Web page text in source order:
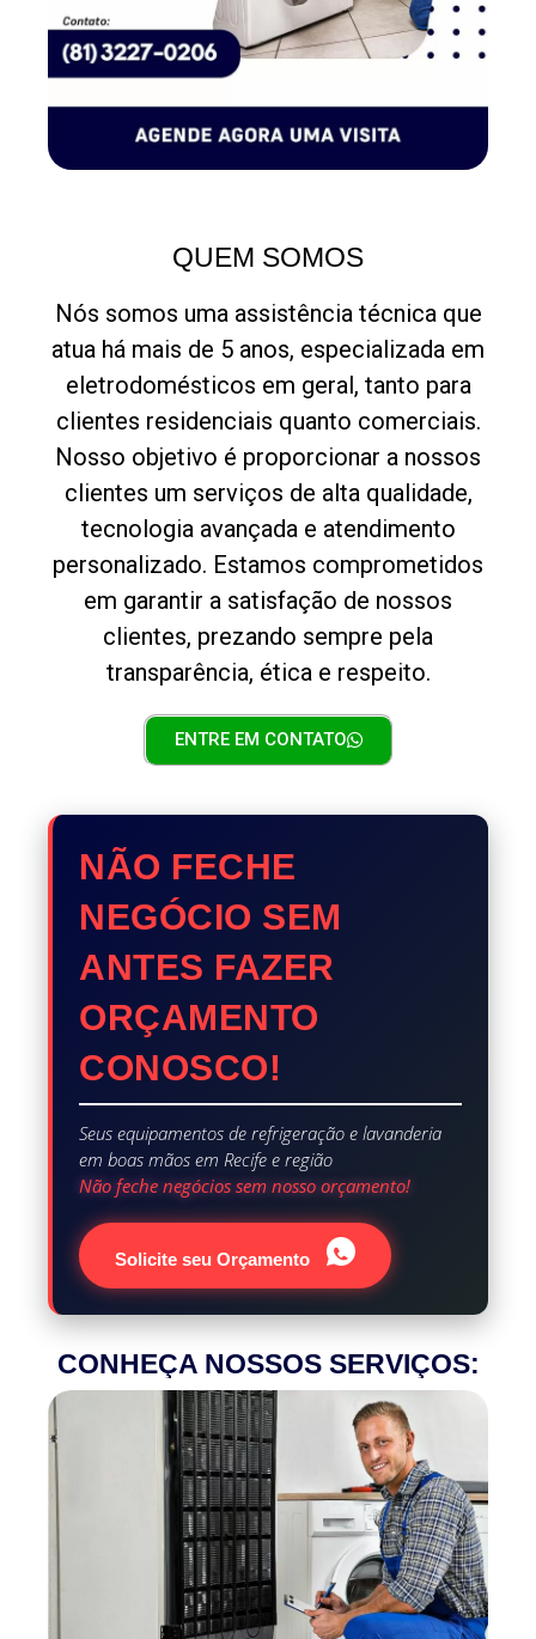
QUEM SOMOS
Nós somos uma assistência técnica que
atua há mais de 5 anos, especializada em
eletrodomésticos em geral, tanto para
clientes residenciais quanto comerciais.
Nosso objetivo é proporcionar a nossos
clientes um serviços de alta qualidade,
tecnologia avançada e atendimento
personalizado. Estamos comprometidos
em garantir a satisfação de nossos
clientes, prezando sempre pela
transparência, ética e respeito.
ENTRE EM CONTATO
NÃO FECHE
NEGÓCIO SEM
ANTES FAZER
ORÇAMENTO
CONOSCO!
Seus equipamentos de refrigeração e lavanderia
em boas mãos em Recife e região
Não feche negócios sem nosso orçamento!
Solicite seu Orçamento
CONHEÇA NOSSOS SERVIÇOS: